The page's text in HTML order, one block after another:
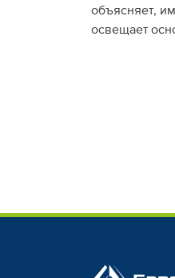
объясняет,
освещает